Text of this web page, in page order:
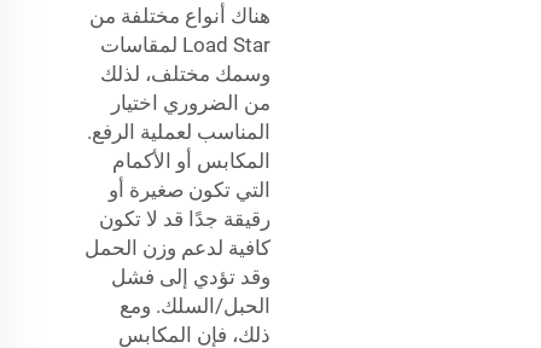
هناك أنواع مختلفة من
Load Star لمقاسات
وسمك مختلف، لذلك
من الضروري اختيار
المناسب لعملية الرفع.
المكابس أو الأكمام
التي تكون صغيرة أو
رقيقة جدًا قد لا تكون
كافية لدعم وزن الحمل
وقد تؤدي إلى فشل
الحبل/السلك. ومع
ذلك، فإن المكابس